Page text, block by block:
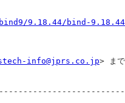
9.18.44/bind-
info@jprs.co.jp> まで